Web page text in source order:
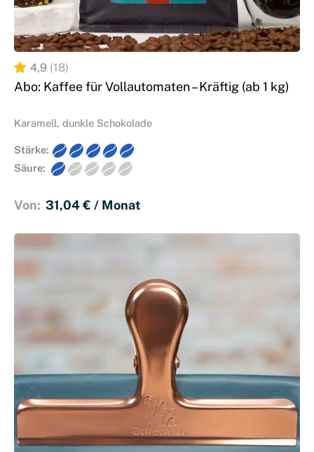
4,9 (18)
Abo: Kaffee für Vollautomaten – Kräftig (ab 1 kg)
Karamell, dunkle Schokolade
Stärke:
Säure:
Von: 31,04 € / Monat